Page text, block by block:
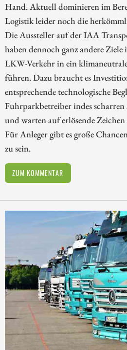
Hand. Aktuell dominieren im
Logistik leider noch die
Die Aussteller auf der IAA
haben dennoch ganz andere
LKW-Verkehr in ein
führen. Dazu braucht es
entsprechende technologische
Fuhrparkbetreiber indes
und warten auf erlösende
Für Anleger gibt es große
zu sein.
ZUM KOMMENTAR